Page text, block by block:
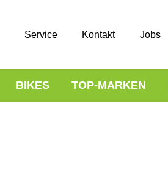
Service Kontakt Jobs
BIKES TOP-MARKEN